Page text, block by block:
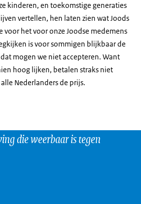
kinderen, en toekomstige generaties
vertellen, hen laten zien wat Joods
voor het voor onze Joodse medemens
is voor sommigen blijkbaar de
mogen we niet accepteren. Want
hoog lijken, betalen straks niet
Nederlanders de prijs.
die weerbaar is tegen